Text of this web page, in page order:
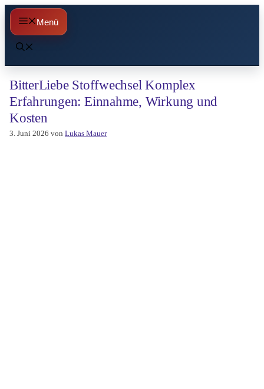
Zum
Inhalt
springen
Menü
BitterLiebe Stoffwechsel Komplex
Erfahrungen: Einnahme, Wirkung und
Kosten
3. Juni 2026 von Lukas Mauer